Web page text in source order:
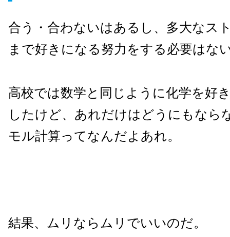
合う・合わないはあるし、多大なス
まで好きになる努力をする必要はな
高校では数学と同じように化学を好
したけど、あれだけはどうにもなら
モル計算ってなんだよあれ。
結果、ムリならムリでいいのだ。